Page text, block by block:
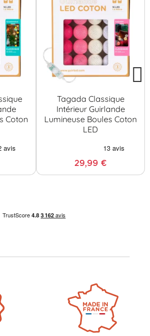
Coton
Tagada Classique
Intérieur Guirlande
Lumineuse Boules Coton
LED
29,99 €